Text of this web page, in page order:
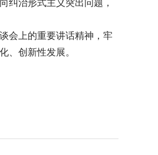
纠治形式主义突出问题，
会上的重要讲话精神，牢
、创新性发展。